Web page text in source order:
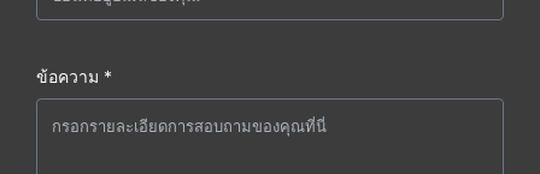
ข้อความ *